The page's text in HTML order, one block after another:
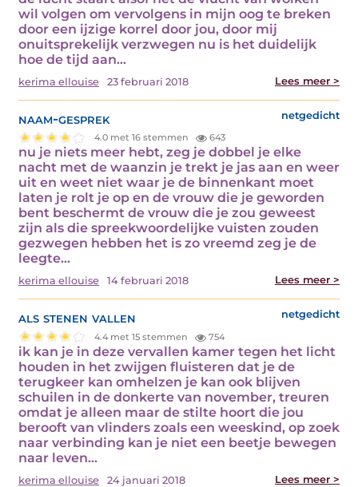
wil volgen om vervolgens in mijn oog te breken
door een ijzige korrel door jou, door mij
onuitsprekelijk verzwegen nu is het duidelijk
hoe de tijd aan…
kerima ellouise 23 februari 2018 Lees meer >
naam-gesprek netgedicht
4.0 met 16 stemmen 643
nu je niets meer hebt, zeg je dobbel je elke
nacht met de waanzin je trekt je jas aan en weer
uit en weet niet waar je de binnenkant moet
laten je rolt je op en de vrouw die je geworden
bent beschermt de vrouw die je zou geweest
zijn als die spreekwoordelijke vuisten zouden
gezwegen hebben het is zo vreemd zeg je de
leegte…
kerima ellouise 14 februari 2018 Lees meer >
als stenen vallen netgedicht
4.4 met 15 stemmen 754
ik kan je in deze vervallen kamer tegen het licht
houden in het zwijgen fluisteren dat je de
terugkeer kan omhelzen je kan ook blijven
schuilen in de donkerte van november, treuren
omdat je alleen maar de stilte hoort die jou
berooft van vlinders zoals een weeskind, op zoek
naar verbinding kan je niet een beetje bewegen
naar leven…
kerima ellouise 24 januari 2018 Lees meer >